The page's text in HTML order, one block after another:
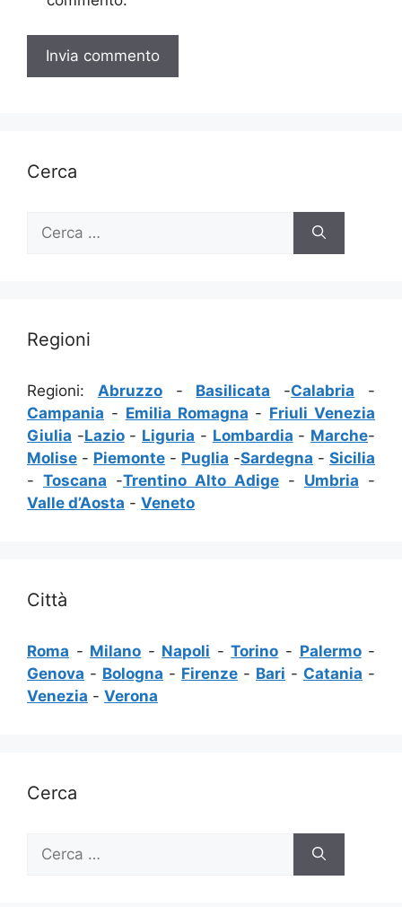
Cerca
per:
Regioni
Regioni: Abruzzo- Basilicata -Calabria -
Campania - Emilia Romagna - Friuli Venezia
Giulia -Lazio- Liguria - Lombardia - Marche-
Molise - Piemonte - Puglia -Sardegna - Sicilia
- Toscana -Trentino Alto Adige - Umbria -
Valle d’Aosta - Veneto
Città
Roma - Milano - Napoli -Torino - Palermo-
Genova - Bologna - Firenze - Bari - Catania -
Venezia - Verona
Cerca
per: